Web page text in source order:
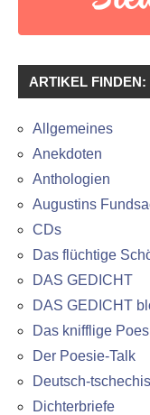
ARTIKEL FINDEN:
Allgemeines
Anekdoten
Anthologien
Augustins
CDs
Das flüchtige
DAS GEDICHT
DAS GEDICHT
Das knifflige
Der Poesie-Talk
Deutsch-
Dichterbriefe